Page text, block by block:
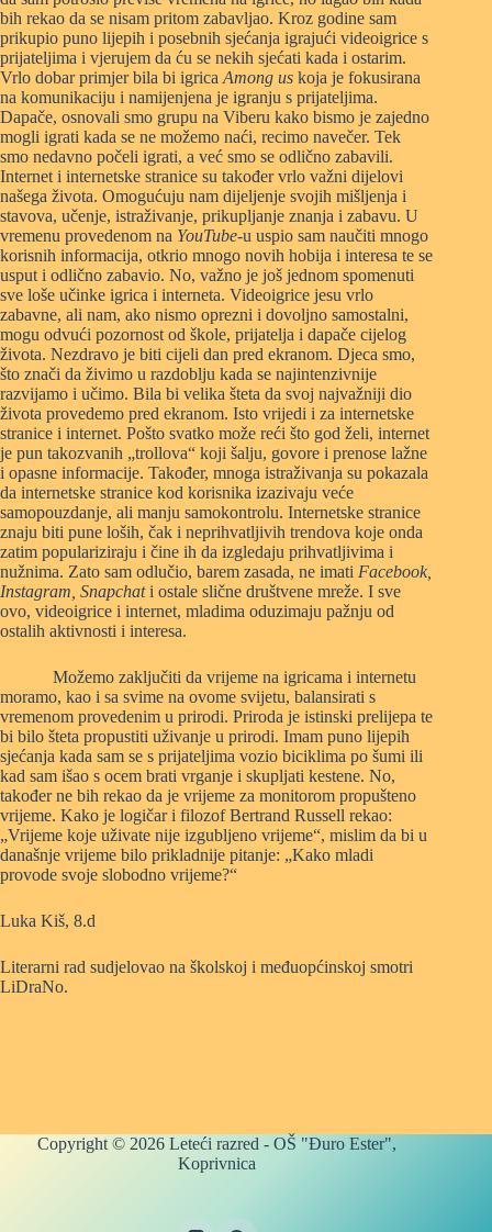
bih rekao da se nisam pritom zabavljao. Kroz godine sam
prikupio puno lijepih i posebnih sjećanja igrajući videoigrice s
prijateljima i vjerujem da ću se nekih sjećati kada i ostarim.
Vrlo dobar primjer bila bi igrica Among us koja je fokusirana
na komunikaciju i namijenjena je igranju s prijateljima.
Dapače, osnovali smo grupu na Viberu kako bismo je zajedno
mogli igrati kada se ne možemo naći, recimo navečer. Tek
smo nedavno počeli igrati, a već smo se odlično zabavili.
Internet i internetske stranice su također vrlo važni dijelovi
našega života. Omogućuju nam dijeljenje svojih mišljenja i
stavova, učenje, istraživanje, prikupljanje znanja i zabavu. U
vremenu provedenom na YouTube-u uspio sam naučiti mnogo
korisnih informacija, otkrio mnogo novih hobija i interesa te se
usput i odlično zabavio. No, važno je još jednom spomenuti
sve loše učinke igrica i interneta. Videoigrice jesu vrlo
zabavne, ali nam, ako nismo oprezni i dovoljno samostalni,
mogu odvući pozornost od škole, prijatelja i dapače cijelog
života. Nezdravo je biti cijeli dan pred ekranom. Djeca smo,
što znači da živimo u razdoblju kada se najintenzivnije
razvijamo i učimo. Bila bi velika šteta da svoj najvažniji dio
života provedemo pred ekranom. Isto vrijedi i za internetske
stranice i internet. Pošto svatko može reći što god želi, internet
je pun takozvanih „trollova“ koji šalju, govore i prenose lažne
i opasne informacije. Također, mnoga istraživanja su pokazala
da internetske stranice kod korisnika izazivaju veće
samopouzdanje, ali manju samokontrolu. Internetske stranice
znaju biti pune loših, čak i neprihvatljivih trendova koje onda
zatim populariziraju i čine ih da izgledaju prihvatljivima i
nužnima. Zato sam odlučio, barem zasada, ne imati Facebook,
Instagram, Snapchati ostale slične društvene mreže. I sve
ovo, videoigrice i internet, mladima oduzimaju pažnju od
ostalih aktivnosti i interesa.
Možemo zaključiti da vrijeme na igricama i internetu
moramo, kao i sa svime na ovome svijetu, balansirati s
vremenom provedenim u prirodi. Priroda je istinski prelijepa te
bi bilo šteta propustiti uživanje u prirodi. Imam puno lijepih
sjećanja kada sam se s prijateljima vozio biciklima po šumi ili
kad sam išao s ocem brati vrganje i skupljati kestene. No,
također ne bih rekao da je vrijeme za monitorom propušteno
vrijeme. Kako je logičar i filozof Bertrand Russell rekao:
„Vrijeme koje uživate nije izgubljeno vrijeme“, mislim da bi u
današnje vrijeme bilo prikladnije pitanje: „Kako mladi
provode svoje slobodno vrijeme?“
Luka Kiš, 8.d
Literarni rad sudjelovao na školskoj i međuopćinskoj smotri
LiDraNo.
Copyright © 2026 Leteći razred - OŠ "Đuro Ester",
Koprivnica